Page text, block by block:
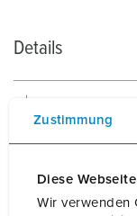
Zustimmung
Diese
Wir verwenden
Details
Mechanische